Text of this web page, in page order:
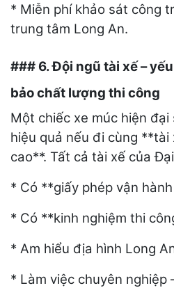
* Miễn phí khảo sát công
trung tâm Long An.
### 6. Đội ngũ tài xế –
bảo chất lượng thi công
Một chiếc xe múc hiện
hiệu quả nếu đi cùng **tài
cao**. Tất cả tài xế của
* Có **giấy phép vận
* Có **kinh nghiệm thi
* Am hiểu địa hình Long
* Làm việc chuyên nghiệp